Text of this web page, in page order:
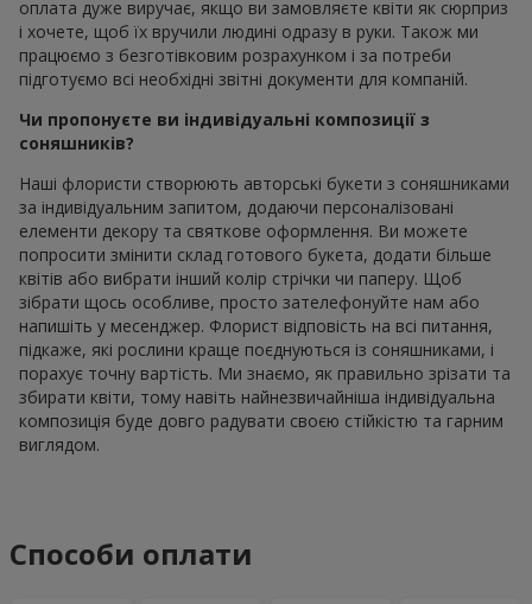
оплата дуже виручає, якщо ви замовляєте квіти як сюрприз
і хочете, щоб їх вручили людині одразу в руки. Також ми
працюємо з безготівковим розрахунком і за потреби
підготуємо всі необхідні звітні документи для компаній.
Чи пропонуєте ви індивідуальні композиції з
соняшників?
Наші флористи створюють авторські букети з соняшниками
за індивідуальним запитом, додаючи персоналізовані
елементи декору та святкове оформлення. Ви можете
попросити змінити склад готового букета, додати більше
квітів або вибрати інший колір стрічки чи паперу. Щоб
зібрати щось особливе, просто зателефонуйте нам або
напишіть у месенджер. Флорист відповість на всі питання,
підкаже, які рослини краще поєднуються із соняшниками, і
порахує точну вартість. Ми знаємо, як правильно зрізати та
збирати квіти, тому навіть найнезвичайніша індивідуальна
композиція буде довго радувати своєю стійкістю та гарним
виглядом.
Способи оплати